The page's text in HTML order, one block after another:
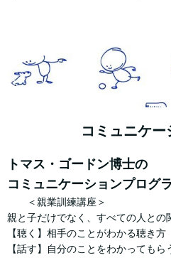
コミュニケ
トマス・ゴードン博士の
コミュニケーションプログ
＜親業訓練講座＞
親と子だけでなく、すべての人との
【聴く】相手のことがわかる聴き方
【話す】
自分のことをわかってもら